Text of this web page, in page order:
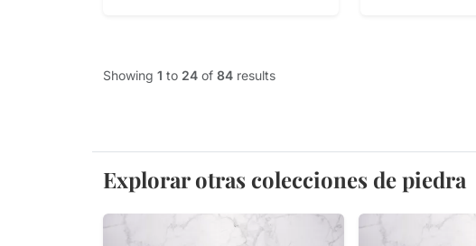
Showing 1 to 24 of 84 results
Explorar otras colecciones de piedra